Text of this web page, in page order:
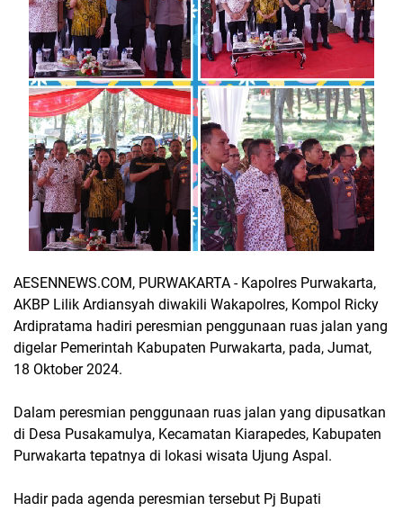
AESENNEWS.COM, PURWAKARTA - Kapolres Purwakarta,
AKBP Lilik Ardiansyah diwakili Wakapolres, Kompol Ricky
Ardipratama hadiri peresmian penggunaan ruas jalan yang
digelar Pemerintah Kabupaten Purwakarta, pada, Jumat,
18 Oktober 2024.
Dalam peresmian penggunaan ruas jalan yang dipusatkan
di Desa Pusakamulya, Kecamatan Kiarapedes, Kabupaten
Purwakarta tepatnya di lokasi wisata Ujung Aspal.
Hadir pada agenda peresmian tersebut Pj Bupati